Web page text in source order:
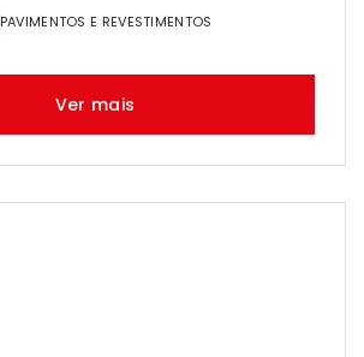
PAVIMENTOS E REVESTIMENTOS
Ver mais